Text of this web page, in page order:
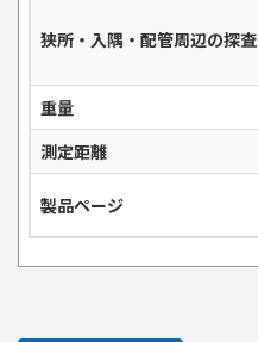
狭所・入隅・配管周辺の探査
重量
測定距離
製品ページ